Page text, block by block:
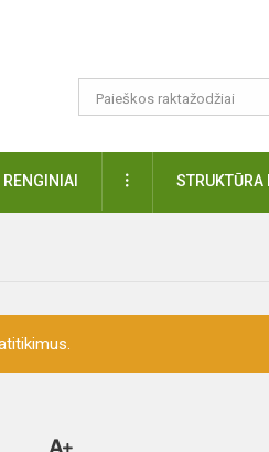
RENGINIAI DAUGIAUSTRUKTŪRA